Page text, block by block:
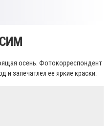
осень. Фотокорреспондент
и запечатлел ее яркие краски.